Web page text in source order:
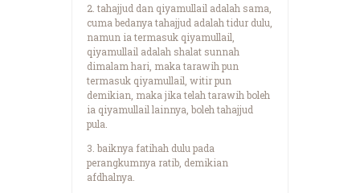
2. tahajjud dan qiyamullail adalah sama,
cuma bedanya tahajjud adalah tidur dulu,
namun ia termasuk qiyamullail,
qiyamullail adalah shalat sunnah
dimalam hari, maka tarawih pun
termasuk qiyamullail, witir pun
demikian, maka jika telah tarawih boleh
ia qiyamullail lainnya, boleh tahajjud
pula.
3. baiknya fatihah dulu pada
perangkumnya ratib, demikian
afdhalnya.